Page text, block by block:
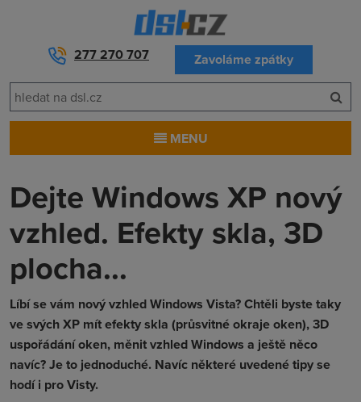
277 270 707 Zavoláme zpátky
MENU
Dejte Windows XP nový
vzhled. Efekty skla, 3D
plocha...
Líbí se vám nový vzhled Windows Vista? Chtěli byste taky
ve svých XP mít efekty skla (průsvitné okraje oken), 3D
uspořádání oken, měnit vzhled Windows a ještě něco
navíc? Je to jednoduché. Navíc některé uvedené tipy se
hodí i pro Visty.